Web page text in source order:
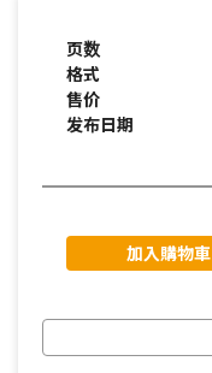
页数
格式
售价
发布日期
加入購物車